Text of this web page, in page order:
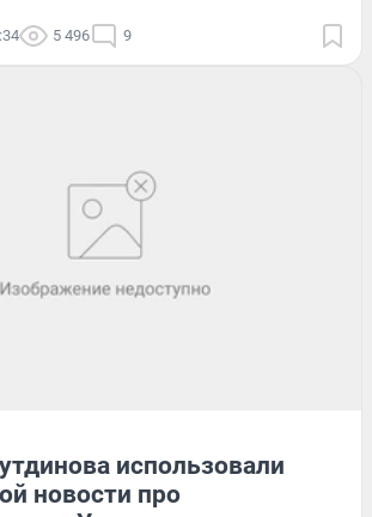
5 496 9
использовали
новости про